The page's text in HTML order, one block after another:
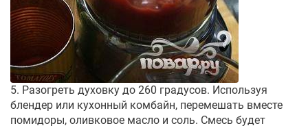
5. Разогреть духовку до 260 градусов. Используя
блендер или кухонный комбайн, перемешать вместе
помидоры, оливковое масло и соль. Смесь будет